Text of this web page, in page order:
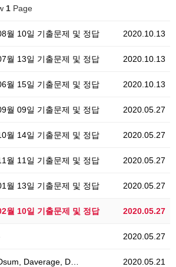
1 Page
2020.10.13
월 10일 기출문제 및 정답
2020.10.13
월 13일 기출문제 및 정답
2020.10.13
월 15일 기출문제 및 정답
2020.05.27
월 09일 기출문제 및 정답
2020.05.27
월 14일 기출문제 및 정답
2020.05.27
월 11일 기출문제 및 정답
2020.05.27
월 13일 기출문제 및 정답
2020.05.27
월 10일 기출문제 및 정답
2020.05.27
2020.05.21
Daverage, D…